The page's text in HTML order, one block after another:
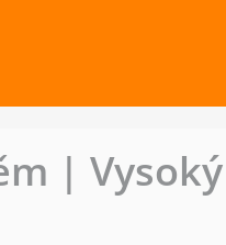
| Vysoký